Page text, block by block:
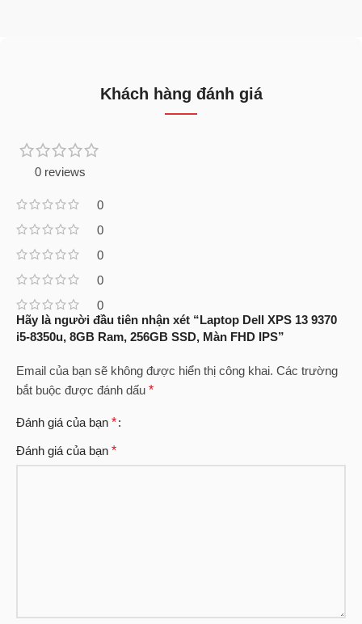
Khách hàng đánh giá
0 reviews
0
0
0
0
0
Hãy là người đầu tiên nhận xét “Laptop Dell XPS 13 9370
i5-8350u, 8GB Ram, 256GB SSD, Màn FHD IPS”
Email của bạn sẽ không được hiển thị công khai. Các trường
bắt buộc được đánh dấu *
Đánh giá của bạn *
Đánh giá của bạn *